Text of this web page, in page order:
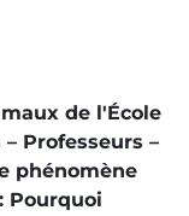
de l'École
Professeurs –
phénomène
Pourquoi